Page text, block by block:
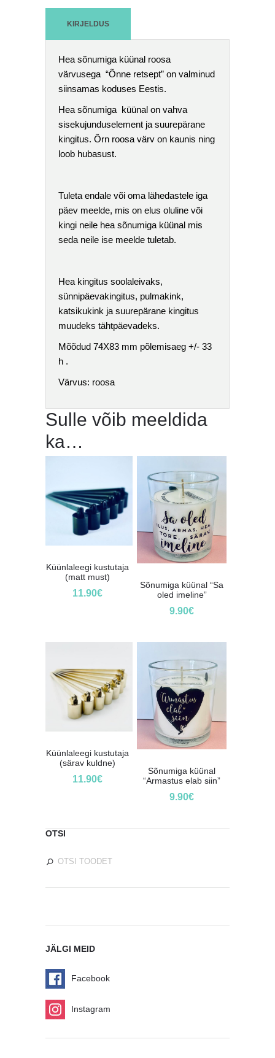
KIRJELDUS
Hea sõnumiga küünal roosa
värvusega “Õnne retsept” on valminud
siinsamas koduses Eestis.
Hea sõnumiga küünal on vahva
sisekujunduselement ja suurepärane
kingitus. Õrn roosa värv on kaunis ning
loob hubasust.
Tuleta endale või oma lähedastele iga
päev meelde, mis on elus oluline või
kingi neile hea sõnumiga küünal mis
seda neile ise meelde tuletab.
Hea kingitus soolaleivaks,
sünnipäevakingitus, pulmakink,
katsikukink ja suurepärane kingitus
muudeks tähtpäevadeks.
Mõõdud 74X83 mm põlemisaeg +/- 33
h .
Värvus: roosa
Sulle võib meeldida
ka…
Küünlaleegi kustutaja
(matt must)
11.90€
Sõnumiga küünal “Sa
oled imeline”
9.90€
Küünlaleegi kustutaja
(särav kuldne)
11.90€
Sõnumiga küünal
“Armastus elab siin”
9.90€
OTSI
JÄLGI MEID
Facebook
Instagram